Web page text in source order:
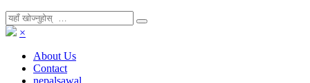
×
About Us
Contact
nepalsawal